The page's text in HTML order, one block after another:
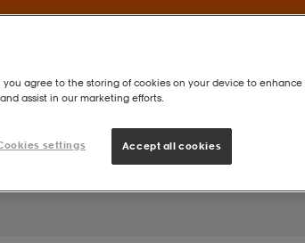
& laukut
you agree to the storing of cookies on your device to enhance
assist in our marketing efforts.
settings Accept all cookies